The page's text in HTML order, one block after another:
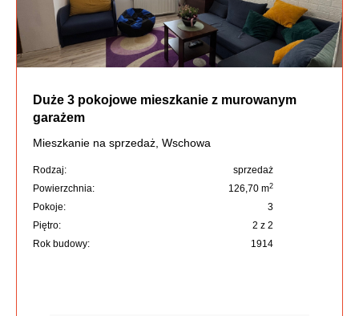
Duże 3 pokojowe mieszkanie z murowanym
garażem
Mieszkanie na sprzedaż, Wschowa
Rodzaj:
sprzedaż
Powierzchnia:
126,70 m2
Pokoje:
3
Piętro:
2 z 2
Rok budowy:
1914